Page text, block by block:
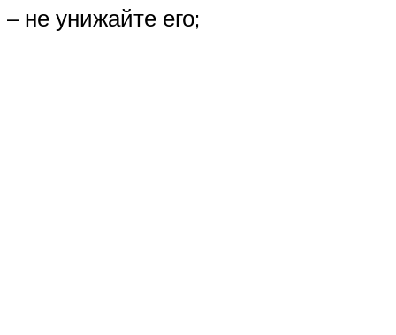
– не унижайте его;